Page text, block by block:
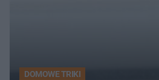
DOMOWE TRIKI